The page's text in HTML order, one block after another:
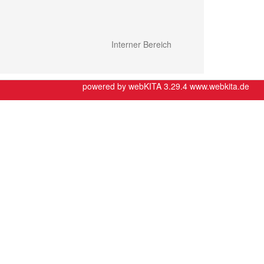
Interner Bereich
powered by webKITA 3.29.4 www.webkita.de